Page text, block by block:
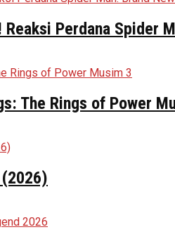
Perdana Spider
The Rings of Power